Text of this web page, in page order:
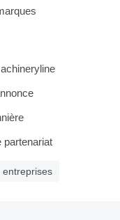
partenariat
entreprises